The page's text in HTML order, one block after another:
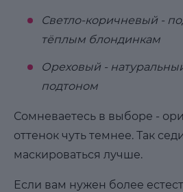
Светло-коричневый -
тёплым блондинкам
Ореховый -
подтоном
Сомневаетесь в выборе -
оттенок чуть темнее. Так
маскироваться лучше.
Если вам нужен более